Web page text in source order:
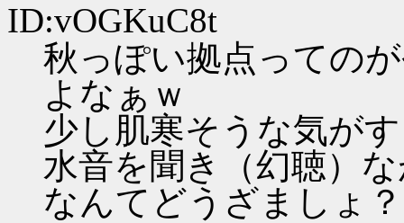
ID:vOGKuC8t
秋っぽい拠点っての
よなぁｗ
少し肌寒そうな気が
水音を聞き（幻聴）
なんてどうざましょ？